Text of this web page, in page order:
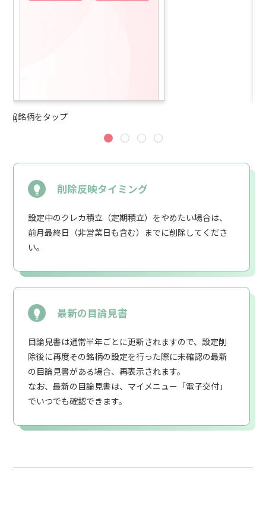
銘柄をタップ
削除反映タイミング
設定中のクレカ積立（定期積立）をやめたい場合は、
前月最終日（非営業日も含む）までに削除してくださ
い。
最新の目論見書
目論見書は通常半年ごとに更新されますので、設定削
除後に再度その銘柄の設定を行った際に未確認の最新
の目論見書がある場合、再表示されます。
なお、最新の目論見書は、マイメニュー「電子交付」
でいつでも確認できます。